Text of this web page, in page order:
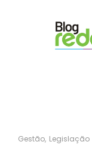
Gestão, Legislação